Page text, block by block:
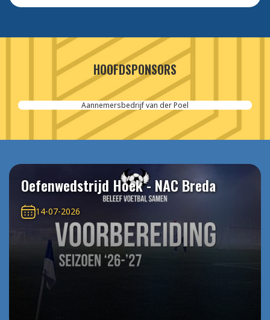
HOOFDSPONSORS
Aannemersbedrijf van der Poel
Oefenwedstrijd Hoek - NAC Breda
14-07-2026